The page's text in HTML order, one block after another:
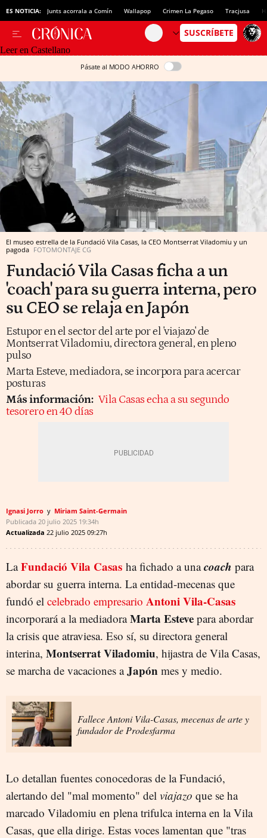
ES NOTICIA: Junts acorrala a Comín Wallapop Crimen La Pegaso Tracjusa
Leer en Castellano
Pásate al MODO AHORRO
El museo estrella de la Fundació Vila Casas, la CEO Montserrat Viladomiu y un
pagoda FOTOMONTAJE CG
Fundació Vila Casas ficha a un
'coach' para su guerra interna, pero
su CEO se relaja en Japón
Estupor en el sector del arte por el 'viajazo' de
Montserrat Viladomiu, directora general, en pleno
pulso
Marta Esteve, mediadora, se incorpora para acercar
posturas
Más información: Vila Casas echa a su segundo
tesorero en 40 días
Ignasi Jorro
Miriam Saint-Germain
Publicada 20 julio 2025 19:34h
Actualizada 22 julio 2025 09:27h
LaFundació Vila Casas ha fichado a unacoach para
abordar su guerra interna. La entidad-mecenas que
fundó el celebrado empresario Antoni Vila-Casas
incorporará a la mediadoraMarta Esteve para abordar
la crisis que atraviesa. Eso sí, su directora general
interina, Montserrat Viladomiu, hijastra de Vila Casas,
se marcha de vacaciones aJapón mes y medio.
Fallece Antoni Vila-Casas, mecenas de arte y
fundador de Prodesfarma
Lo detallan fuentes conocedoras de la Fundació,
alertando del "mal momento" del viajazo que se ha
marcado Viladomiu en plena trifulca interna en la Vila
Casas, que ella dirige. Estas voces lamentan que "tras